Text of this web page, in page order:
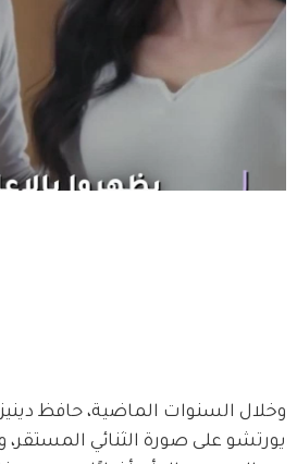
وخلال السنوات الماضية، حافظ
يورتشو على صورة الثنائي